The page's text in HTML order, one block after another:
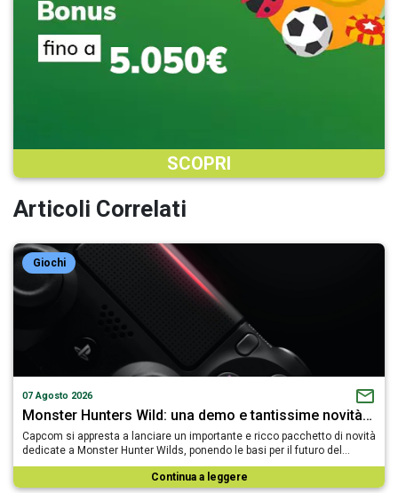
SCOPRI
Articoli Correlati
Giochi
07 Agosto 2026
Monster Hunters Wild: una demo e tantissime novità…
Capcom si appresta a lanciare un importante e ricco pacchetto di novità
dedicate a Monster Hunter Wilds, ponendo le basi per il futuro del…
Continua a leggere